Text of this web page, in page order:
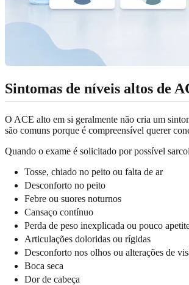
Sintomas de níveis altos de
O ACE alto em si geralmente não cria um
são comuns porque é compreensível querer
Quando o exame é solicitado por possível
Tosse, chiado no peito ou falta de ar
Desconforto no peito
Febre ou suores noturnos
Cansaço contínuo
Perda de peso inexplicada ou pouco
Articulações doloridas ou rígidas
Desconforto nos olhos ou alterações de
Boca seca
Dor de cabeça